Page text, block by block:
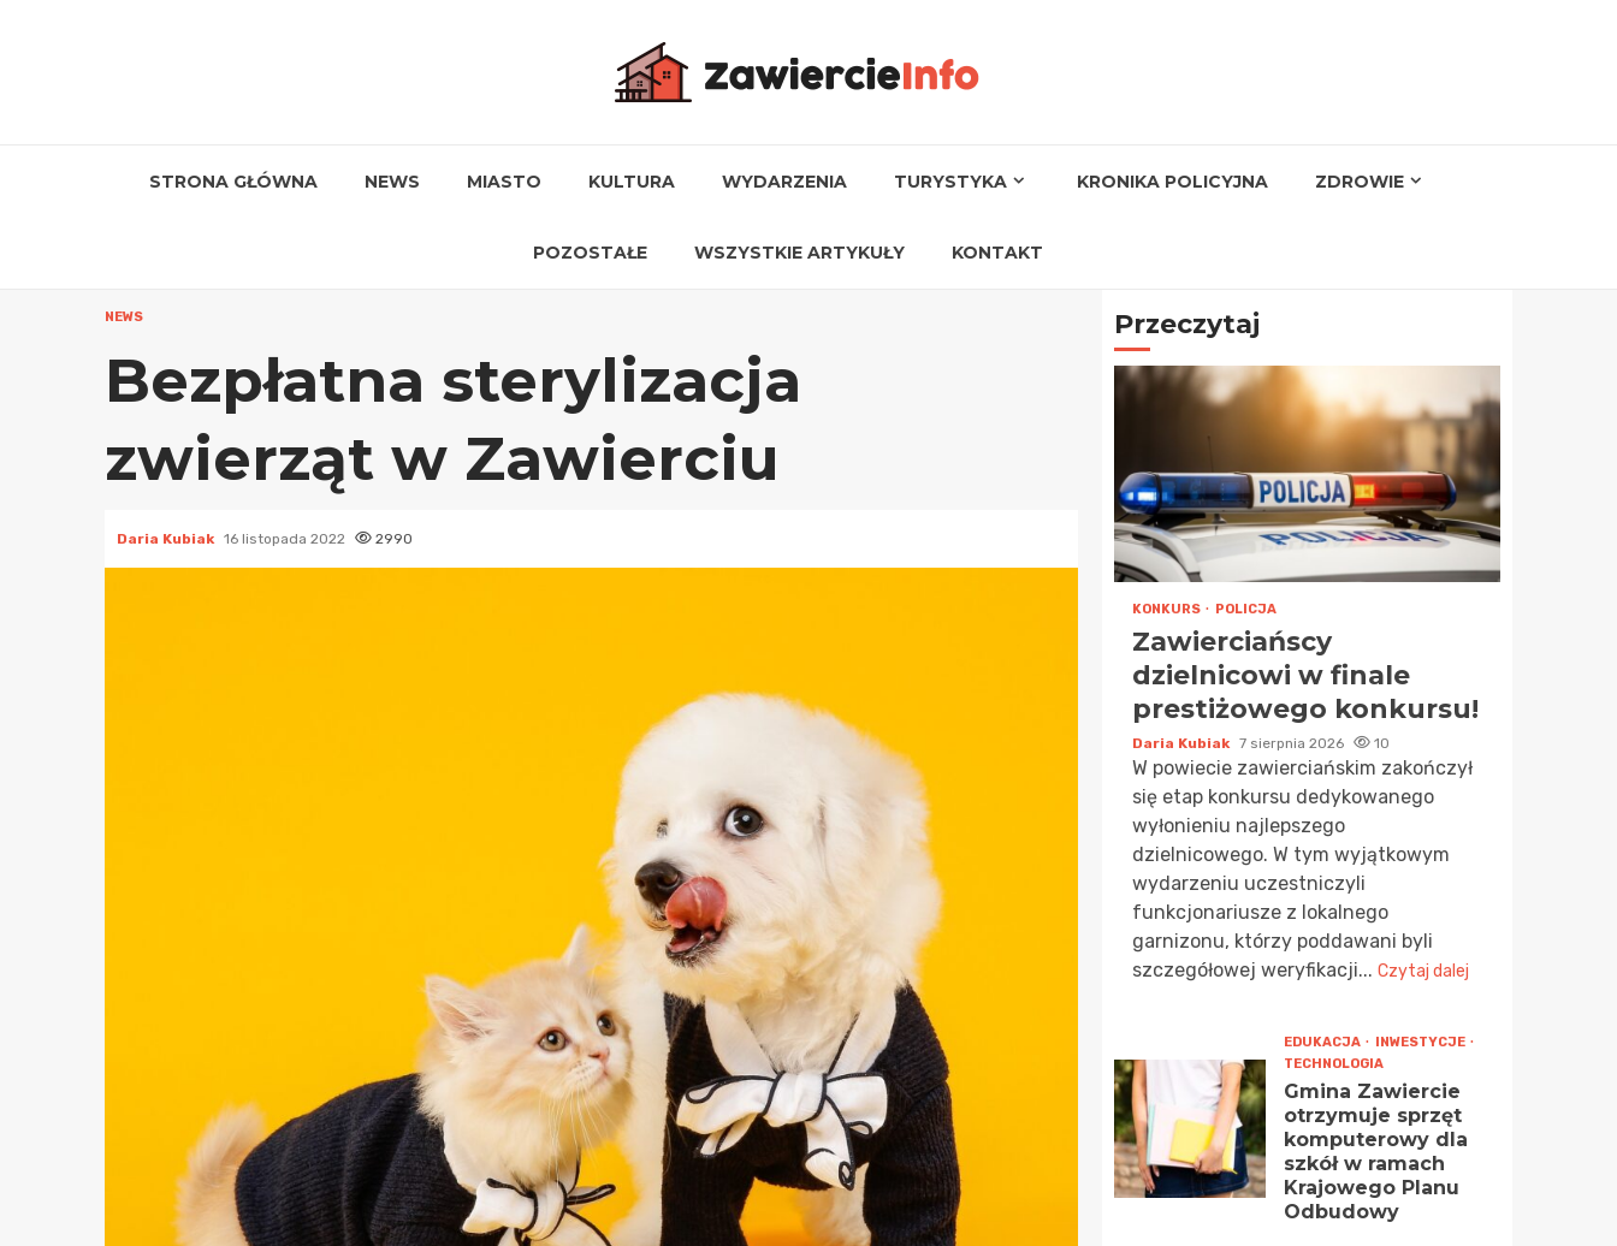
STRONA GŁÓWNA NEWS MIASTO KULTURA WYDARZENIA TURYSTYKA KRONIKA POLICYJNA ZDROWIE
POZOSTAŁE WSZYSTKIE ARTYKUŁY KONTAKT
NEWS
Bezpłatna sterylizacja
zwierząt w Zawierciu
Daria Kubiak 16 listopada 2022 2990
Przeczytaj
KONKURS POLICJA
Zawierciańscy
dzielnicowi w finale
prestiżowego konkursu!
Daria Kubiak 7 sierpnia 2026 10
W powiecie zawierciańskim zakończył
się etap konkursu dedykowanego
wyłonieniu najlepszego
dzielnicowego. W tym wyjątkowym
wydarzeniu uczestniczyli
funkcjonariusze z lokalnego
garnizonu, którzy poddawani byli
szczegółowej weryfikacji... Czytaj dalej
EDUKACJA
INWESTYCJE
TECHNOLOGIA
Gmina Zawiercie
otrzymuje sprzęt
komputerowy dla
szkół w ramach
Krajowego Planu
Odbudowy